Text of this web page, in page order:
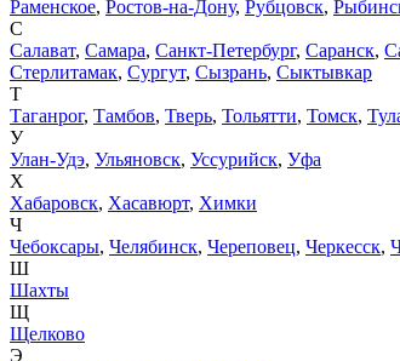
Раменское, Ростов-на-Дону, Рубцовск,
С
Салават, Самара, Санкт-Петербург, Саранск,
Стерлитамак, Сургут, Сызрань, Сыктывкар
Т
Таганрог, Тамбов, Тверь, Тольятти, Томск,
У
Улан-Удэ, Ульяновск, Уссурийск, Уфа
Х
Хабаровск, Хасавюрт, Химки
Ч
Чебоксары, Челябинск, Череповец, Черкесск,
Ш
Шахты
Щ
Щелково
Э